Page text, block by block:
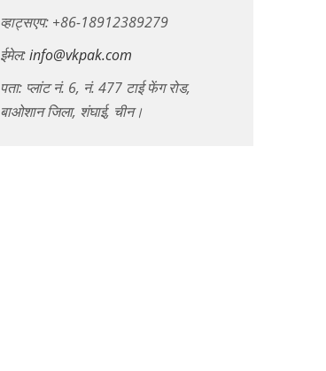
व्हाट्सएप: +86-18912389279
ईमेल:info@vkpak.com
पता: प्लांट नं. 6, नं. 477 टाई फेंग रोड,
बाओशान जिला, शंघाई, चीन।